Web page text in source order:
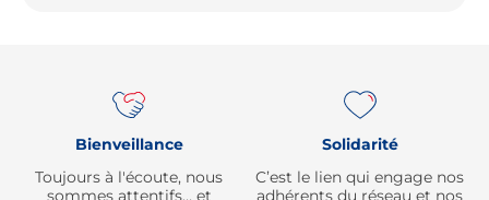
Bienveillance
Toujours à l'écoute, nous
sommes attentifs… et
Solidarité
C’est le lien qui engage nos
adhérents du réseau et nos